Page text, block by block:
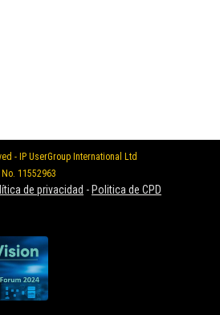
- IP UserGroup International Ltd
11552963
de privacidad - Politica de CPD